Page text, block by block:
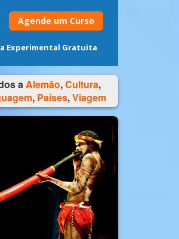
Agende um Curso
Experimental Gratuita
aAlemão,Cultura,
, Países,Viagem